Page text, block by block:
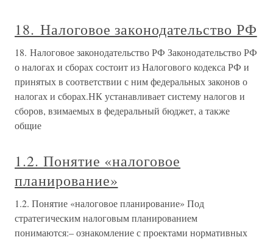
18. Налоговое законодательство РФ
18. Налоговое законодательство РФ Законодательство РФ
о налогах и сборах состоит из Налогового кодекса РФ и
принятых в соответствии с ним федеральных законов о
налогах и сборах.НК устанавливает систему налогов и
сборов, взимаемых в федеральный бюджет, а также
общие
1.2. Понятие «налоговое
планирование»
1.2. Понятие «налоговое планирование» Под
стратегическим налоговым планированием
понимаются:– ознакомление с проектами нормативных